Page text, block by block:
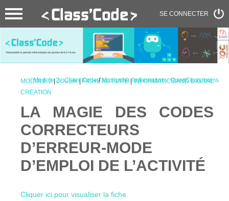
SE CONNECTER
Module 2 - Class’Code/ Manipuler l'information - OpenClassrooms
MODULE 2|JOUER|FICHE ACTIVITÉ|INFORMATICS AND DIGITAL
CREATION
LA MAGIE DES CODES
CORRECTEURS
D’ERREUR-MODE
D’EMPLOI DE L’ACTIVITÉ
Cliquer ici pour visualiser la fiche